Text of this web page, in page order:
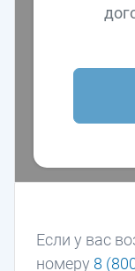
Если у вас
номеру 8